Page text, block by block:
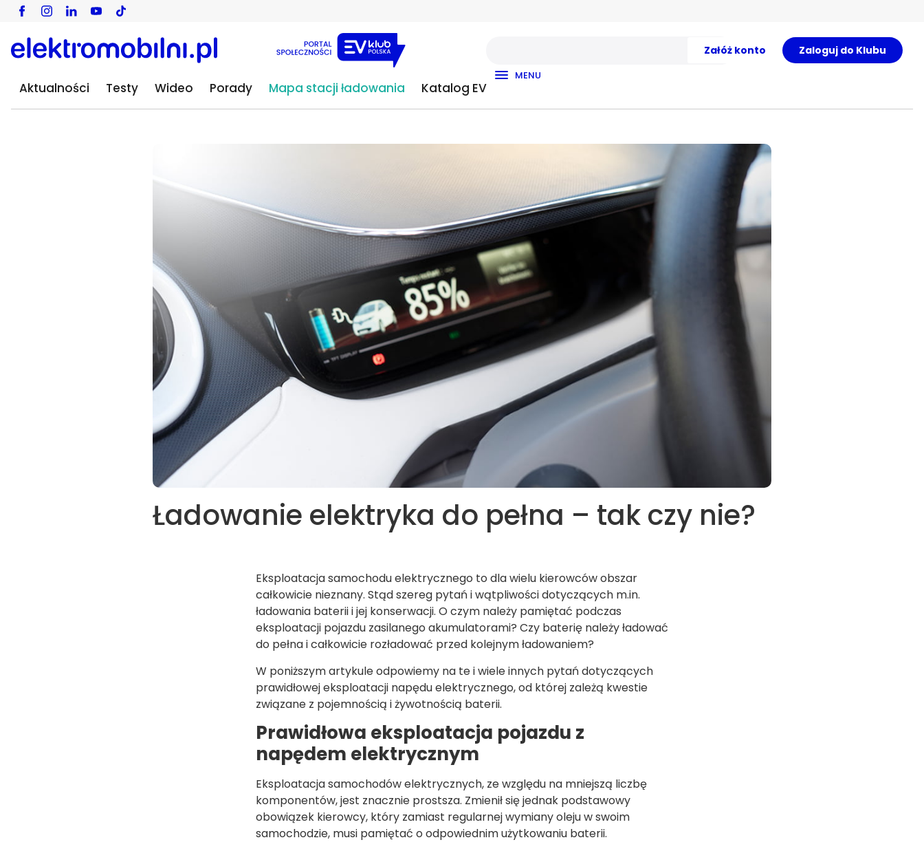
Załóż konto Zaloguj do Klubu
Aktualności Testy Wideo Porady Mapa stacji ładowania Katalog EV
MENU
Ładowanie elektryka do pełna – tak czy nie?
Eksploatacja samochodu elektrycznego to dla wielu kierowców obszar
całkowicie nieznany. Stąd szereg pytań i wątpliwości dotyczących m.in.
ładowania baterii i jej konserwacji. O czym należy pamiętać podczas
eksploatacji pojazdu zasilanego akumulatorami? Czy baterię należy ładować
do pełna i całkowicie rozładować przed kolejnym ładowaniem?
W poniższym artykule odpowiemy na te i wiele innych pytań dotyczących
prawidłowej eksploatacji napędu elektrycznego, od której zależą kwestie
związane z pojemnością i żywotnością baterii.
Prawidłowa eksploatacja pojazdu z
napędem elektrycznym
Eksploatacja samochodów elektrycznych, ze względu na mniejszą liczbę
komponentów, jest znacznie prostsza. Zmienił się jednak podstawowy
obowiązek kierowcy, który zamiast regularnej wymiany oleju w swoim
samochodzie, musi pamiętać o odpowiednim użytkowaniu baterii.